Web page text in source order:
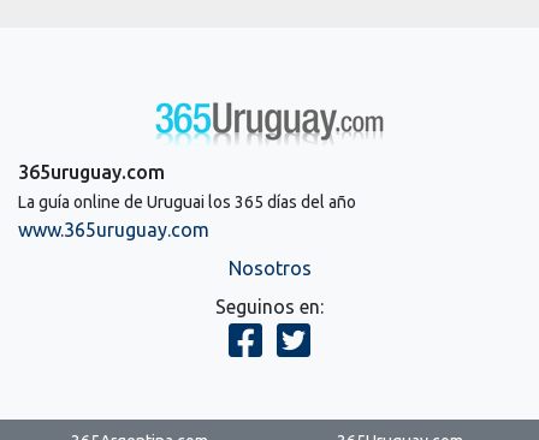
365uruguay.com
La guía online de Uruguai los 365 días del año
www.365uruguay.com
Nosotros
Seguinos en: